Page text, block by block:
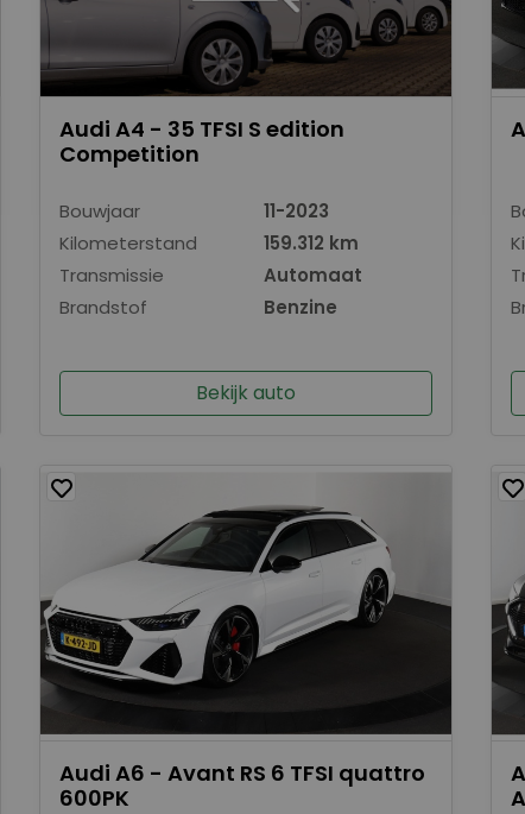
Audi A4 - 35 TFSI S edition
Competition
Bouwjaar
11-2023
Kilometerstand
159.312 km
Transmissie
Automaat
Brandstof
Benzine
Bekijk auto
Audi A6 - Avant RS 6 TFSI quattro
600PK